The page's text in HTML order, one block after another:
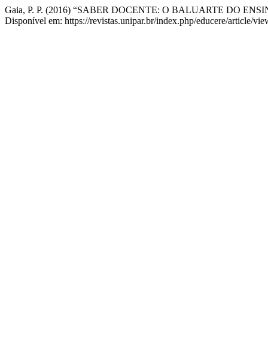
Gaia, P. P. (2016) “SABER DOCENTE: O BALUARTE DO
Disponível em: https://revistas.unipar.br/index.php/educere/article/